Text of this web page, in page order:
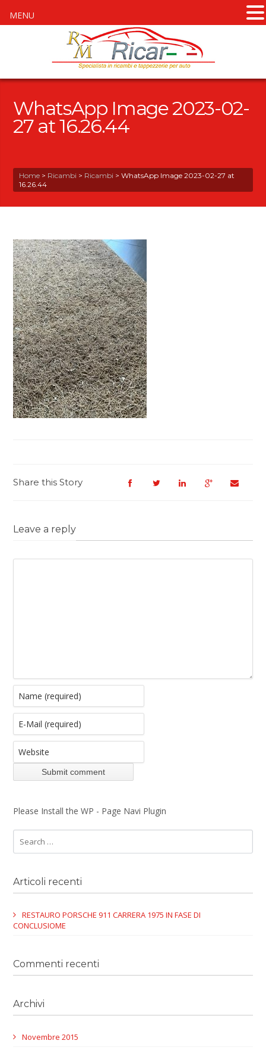
WhatsApp Image 2023-02-
27 at 16.26.44
Home > Ricambi > Ricambi >WhatsApp Image 2023-02-27 at
16.26.44
Share this Story
Leave a reply
Please Install the WP - Page Navi Plugin
Articoli recenti
RESTAURO PORSCHE 911 CARRERA 1975 IN FASE DI
CONCLUSIOME
Commenti recenti
Archivi
Novembre 2015
MENU